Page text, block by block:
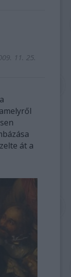
11. 25.
át a